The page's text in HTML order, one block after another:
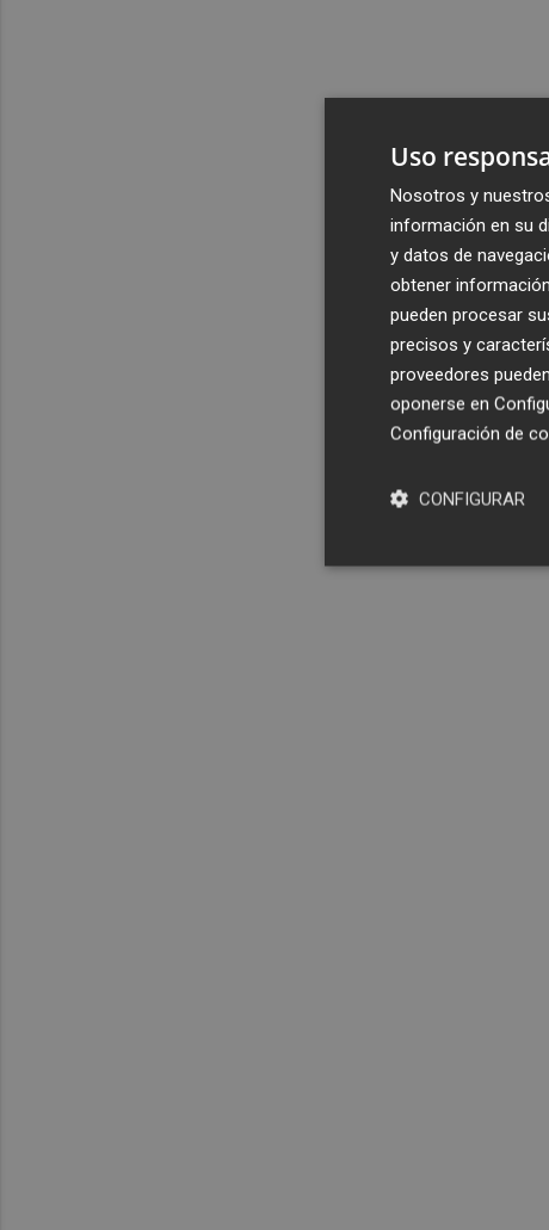
Uso
Nosotros y
información en su
y datos de
obtener
pueden procesar
precisos y
proveedores
oponerse en
Configuración de
CONFIGURAR